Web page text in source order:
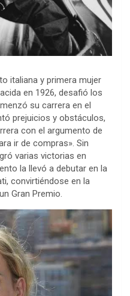
italiana y primera mujer
en 1926, desafió los
su carrera en el
prejuicios y obstáculos,
con el argumento de
ir de compras». Sin
varias victorias en
la llevó a debutar en la
convirtiéndose en la
Gran Premio.